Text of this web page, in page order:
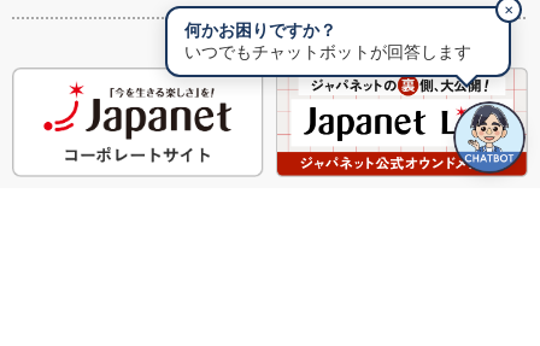
何かお困りですか？
いつでもチャットボットが回答します
✕